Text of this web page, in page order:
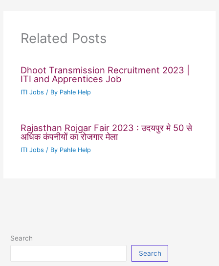
Related Posts
Dhoot Transmission Recruitment 2023 |
ITI and Apprentices Job
ITI Jobs / By Pahle Help
Rajasthan Rojgar Fair 2023 : उदयपुर मे 50 से
अधिक कंपनीयों का रोजगार मेला
ITI Jobs / By Pahle Help
Search
Search